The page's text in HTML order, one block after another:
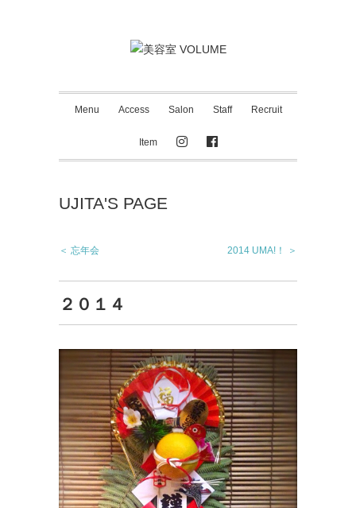
Menu Access Salon Staff Recruit
Item
UJITA'S PAGE
＜ 忘年会 2014 UMA!！ ＞
２０１４